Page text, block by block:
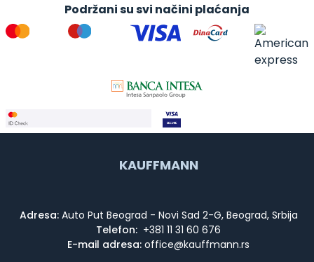
Podržani su svi načini plaćanja
KAUFFMANN
Adresa:Auto Put Beograd - Novi Sad 2-G, Beograd, Srbija
Telefon: +381 11 31 60 676
E-mail adresa: